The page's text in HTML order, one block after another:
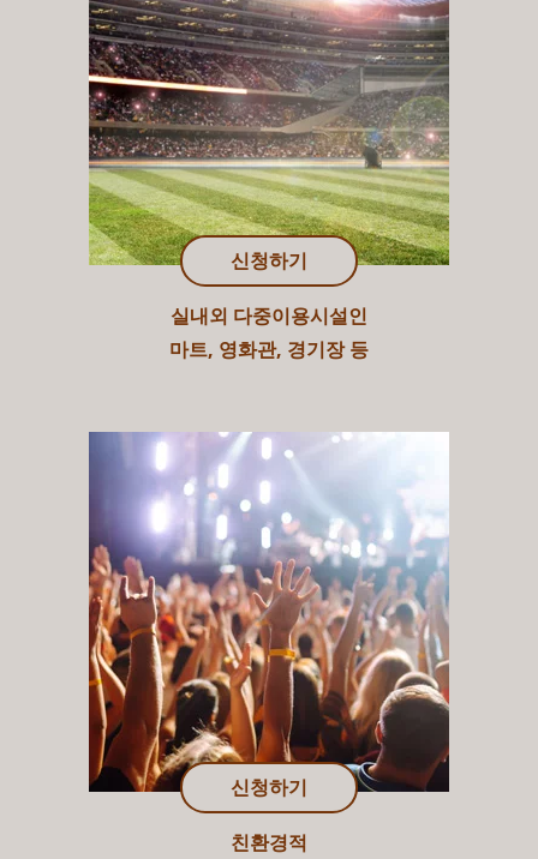
신청하기
실내외 다중이용시설인
마트, 영화관, 경기장 등
신청하기
친환경적